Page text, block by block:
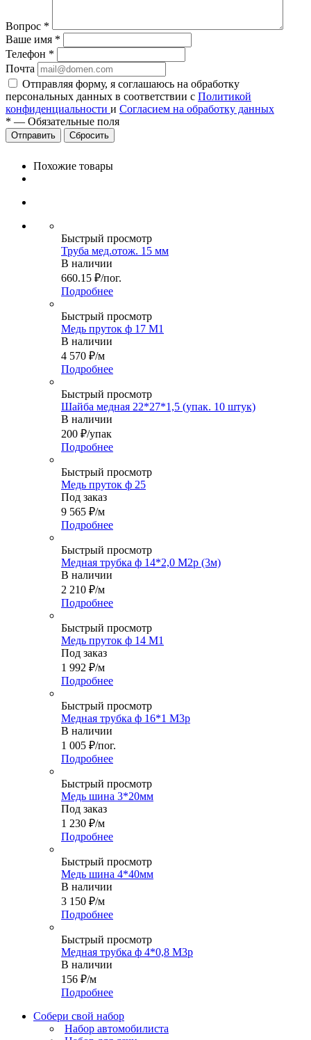
Вопрос *
Ваше имя *
Телефон *
Почта
Отправляя форму, я соглашаюсь на обработку
персональных данных в соответствии с Политикой
конфиденциальности и Согласием на обработку данных
* — Обязательные поля
Сбросить
Похожие товары
Быстрый просмотр
Труба мед.отож. 15 мм
В наличии
660.15 ₽/пог.
Подробнее
Быстрый просмотр
Медь пруток ф 17 М1
В наличии
4 570 ₽/м
Подробнее
Быстрый просмотр
Шайба медная 22*27*1,5 (упак. 10 штук)
В наличии
200 ₽/упак
Подробнее
Быстрый просмотр
Медь пруток ф 25
Под заказ
9 565 ₽/м
Подробнее
Быстрый просмотр
Медная трубка ф 14*2,0 М2р (3м)
В наличии
2 210 ₽/м
Подробнее
Быстрый просмотр
Медь пруток ф 14 М1
Под заказ
1 992 ₽/м
Подробнее
Быстрый просмотр
Медная трубка ф 16*1 М3р
В наличии
1 005 ₽/пог.
Подробнее
Быстрый просмотр
Медь шина 3*20мм
Под заказ
1 230 ₽/м
Подробнее
Быстрый просмотр
Медь шина 4*40мм
В наличии
3 150 ₽/м
Подробнее
Быстрый просмотр
Медная трубка ф 4*0,8 М3р
В наличии
156 ₽/м
Подробнее
Собери свой набор
Набор автомобилиста